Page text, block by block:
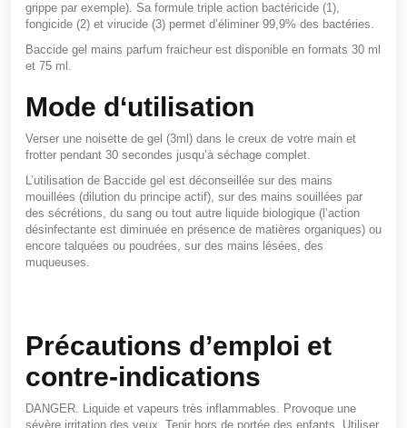
grippe par exemple). Sa formule triple action bactéricide (1),
fongicide (2) et virucide (3) permet d’éliminer 99,9% des bactéries.
Baccide gel mains parfum fraicheur est disponible en formats 30 ml
et 75 ml.
Mode d‘utilisation
Verser une noisette de gel (3ml) dans le creux de votre main et
frotter pendant 30 secondes jusqu’à séchage complet.
L’utilisation de Baccide gel est déconseillée sur des mains
mouillées (dilution du principe actif), sur des mains souillées par
des sécrétions, du sang ou tout autre liquide biologique (l’action
désinfectante est diminuée en présence de matières organiques) ou
encore talquées ou poudrées, sur des mains lésées, des
muqueuses.
Précautions d’emploi et
contre-indications
DANGER. Liquide et vapeurs très inflammables. Provoque une
sévère irritation des yeux. Tenir hors de portée des enfants. Utiliser